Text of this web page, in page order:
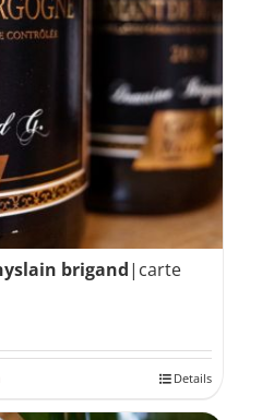
brigand|carte
Details